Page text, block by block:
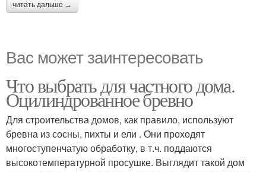
читать дальше →
Вас может заинтересовать
Что выбрать для частного дома.
Оцилиндрованное бревно
Для строительства домов, как правило, используют
бревна из сосны, пихты и ели . Они проходят
многоступенчатую обработку, в т.ч. поддаются
высокотемпературной просушке. Выглядит такой дом